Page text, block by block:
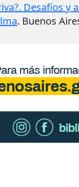
Desafios
. Buenos